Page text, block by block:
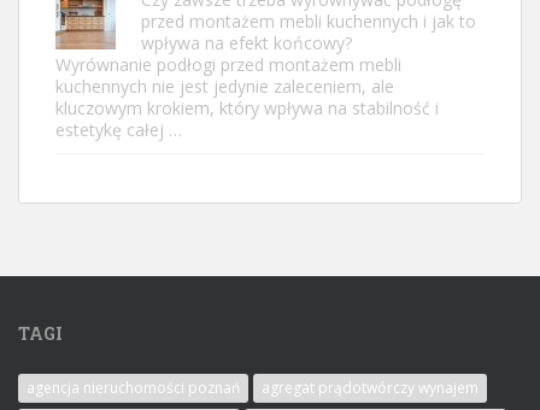
przed montażem mebli kuchennych i jak to
wpływa na efekt końcowy?
Wyrównanie podłogi przed montażem mebli
kuchennych nie jest jedynie zaleceniem, ale
kluczowym krokiem, który wpływa na stabilność i
estetykę całej …
TAGI
agencja nieruchomości poznań
agregat prądotwórczy wynajem